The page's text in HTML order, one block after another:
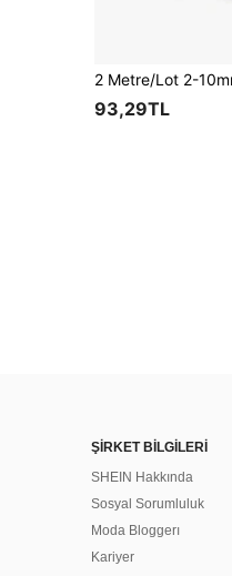
93,29TL
ŞİRKET BİLGİLERİ
SHEIN Hakkında
Sosyal Sorumluluk
Moda Bloggerı
Kariyer